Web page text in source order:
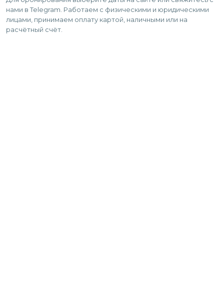
нами в Telegram. Работаем с физическими и юридическими
лицами, принимаем оплату картой, наличными или на
расчётный счёт.